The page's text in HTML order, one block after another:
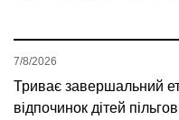
Триває завершальний
відпочинок дітей
7/8/2026